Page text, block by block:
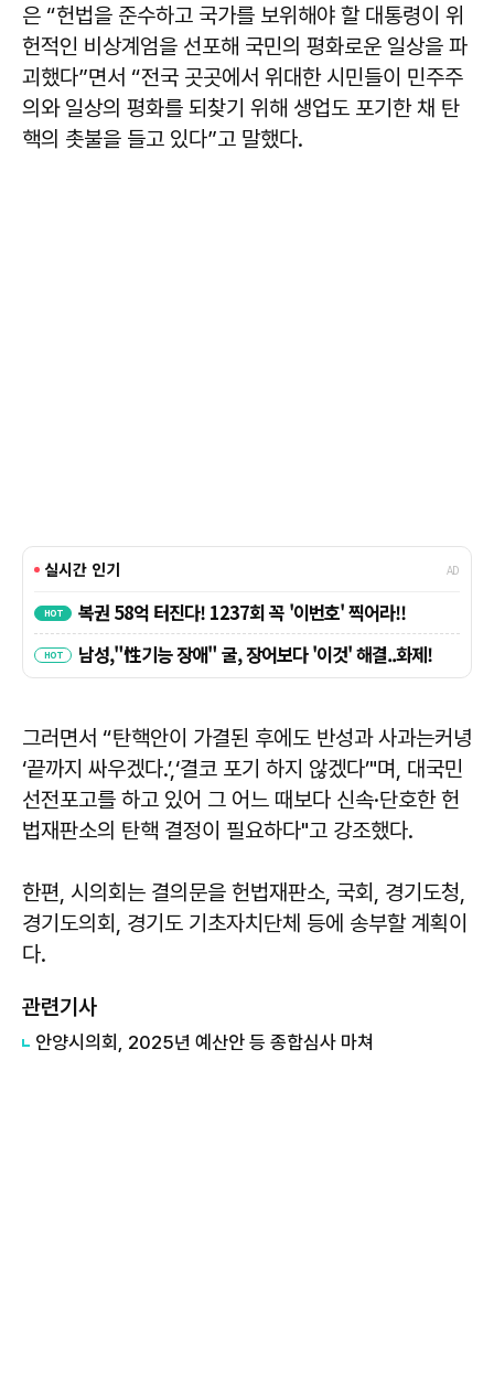
은 “헌법을 준수하고 국가를 보위해야 할 대통령이 위
헌적인 비상계엄을 선포해 국민의 평화로운 일상을 파
괴했다”면서 “전국 곳곳에서 위대한 시민들이 민주주
의와 일상의 평화를 되찾기 위해 생업도 포기한 채 탄
핵의 촛불을 들고 있다”고 말했다.
그러면서 “탄핵안이 가결된 후에도 반성과 사과는커녕
‘끝까지 싸우겠다.’,‘결코 포기 하지 않겠다’"며, 대국민
선전포고를 하고 있어 그 어느 때보다 신속·단호한 헌
법재판소의 탄핵 결정이 필요하다"고 강조했다.
한편, 시의회는 결의문을 헌법재판소, 국회, 경기도청,
경기도의회, 경기도 기초자치단체 등에 송부할 계획이
다.
관련기사
안양시의회, 2025년 예산안 등 종합심사 마쳐